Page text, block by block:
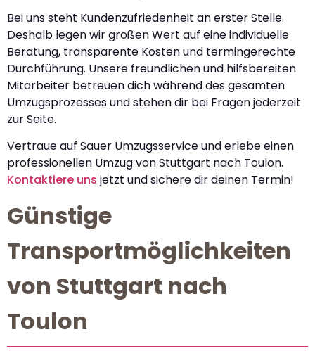
Bei uns steht Kundenzufriedenheit an erster Stelle.
Deshalb legen wir großen Wert auf eine individuelle
Beratung, transparente Kosten und termingerechte
Durchführung. Unsere freundlichen und hilfsbereiten
Mitarbeiter betreuen dich während des gesamten
Umzugsprozesses und stehen dir bei Fragen jederzeit
zur Seite.
Vertraue auf Sauer Umzugsservice und erlebe einen
professionellen Umzug von Stuttgart nach Toulon.
Kontaktiere uns jetzt und sichere dir deinen Termin!
Günstige
Transportmöglichkeiten
von Stuttgart nach
Toulon